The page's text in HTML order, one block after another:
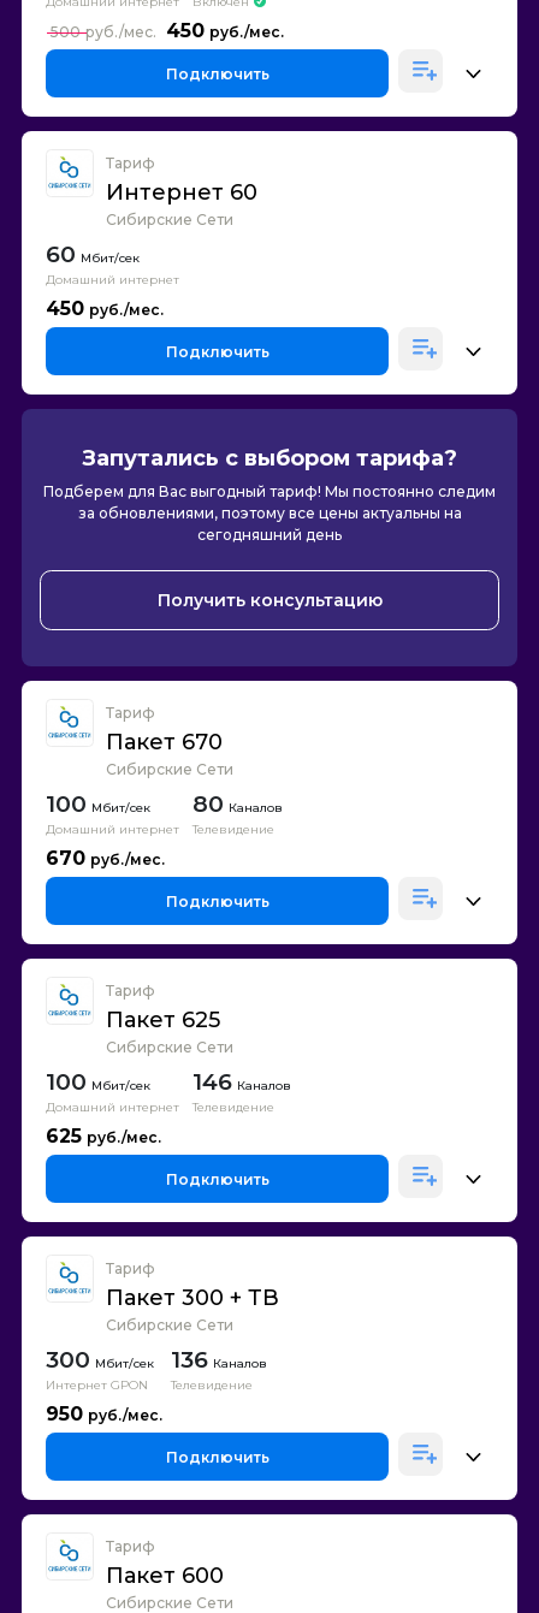
450
500
Подключить
Тариф
Интернет 60
Сибирские Сети
60
Домашний интернет
450
Подключить
Запутались с выбором тарифа?
Подберем для Вас выгодный тариф! Мы постоянно следим
за обновлениями, поэтому все цены актуальны на
сегодняшний день
Получить консультацию
Тариф
Пакет 670
Сибирские Сети
100
Домашний интернет
80 Каналов
Телевидение
670
Подключить
Тариф
Пакет 625
Сибирские Сети
100
Домашний интернет
146 Каналов
Телевидение
625
Подключить
Тариф
Пакет 300 + ТВ
Сибирские Сети
300
Интернет GPON
136 Каналов
Телевидение
950
Подключить
Тариф
Пакет 600
Сибирские Сети